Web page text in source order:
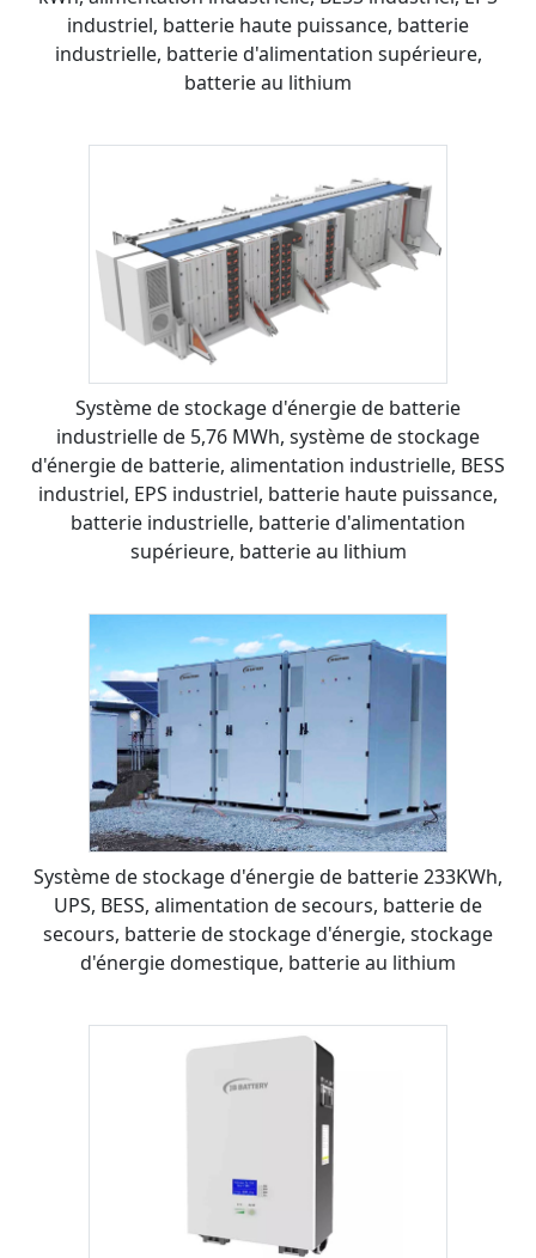
industriel, batterie haute puissance, batterie
industrielle, batterie d'alimentation supérieure,
batterie au lithium
Système de stockage d'énergie de batterie
industrielle de 5,76 MWh, système de stockage
d'énergie de batterie, alimentation industrielle, BESS
industriel, EPS industriel, batterie haute puissance,
batterie industrielle, batterie d'alimentation
supérieure, batterie au lithium
Système de stockage d'énergie de batterie 233KWh,
UPS, BESS, alimentation de secours, batterie de
secours, batterie de stockage d'énergie, stockage
d'énergie domestique, batterie au lithium